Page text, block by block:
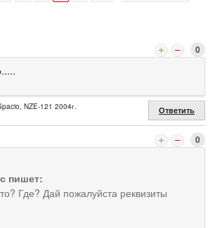
0
NZE-121 2004г. Ответить
0
пишет:
Где? Дай пожалуйста реквизиты